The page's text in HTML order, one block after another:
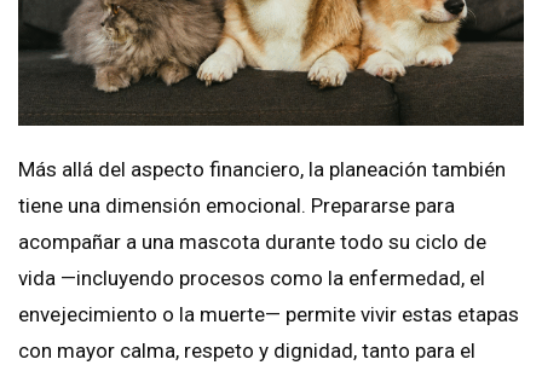
Más allá del aspecto financiero, la planeación también
tiene una dimensión emocional. Prepararse para
acompañar a una mascota durante todo su ciclo de
vida —incluyendo procesos como la enfermedad, el
envejecimiento o la muerte— permite vivir estas etapas
con mayor calma, respeto y dignidad, tanto para el